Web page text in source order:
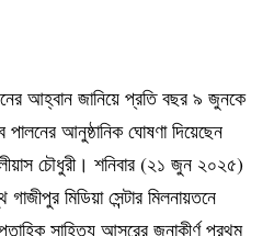
আহ্বান জানিয়ে প্রতি বছর ৯ জুনকে
আনুষ্ঠানিক ঘোষণা দিয়েছেন
চৌধুরী। শনিবার (২১ জুন ২০২৫)
মিডিয়া সেন্টার মিলনায়তনে
সাহিত্য আসরের জনাকীর্ণ প্রথম